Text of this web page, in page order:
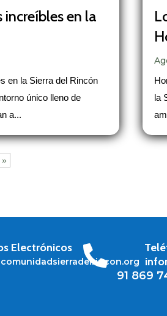
increíbles en la
en la Sierra del Rincón
único lleno de
a...
la
»
Electrónicos 
91 869